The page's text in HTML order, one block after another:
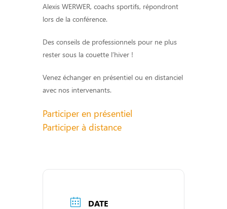
Alexis WERWER, coachs sportifs, répondront
lors de la conférence.
Des conseils de professionnels pour ne plus
rester sous la couette l’hiver !
Venez échanger en présentiel ou en distanciel
avec nos intervenants.
Participer en présentiel
Participer à distance
DATE